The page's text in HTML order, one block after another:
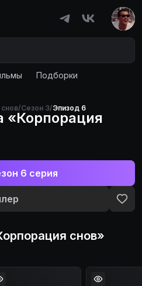
Подборки
/Сезон 3/Эпизод 6
«Корпорация
6 серия
снов»